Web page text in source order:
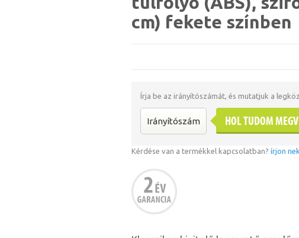
cm) fekete színben
Írja be az irányítószámát, és mutatjuk a
HOL TUDOM
Kérdése van a termékkel kapcsolatban? írjon